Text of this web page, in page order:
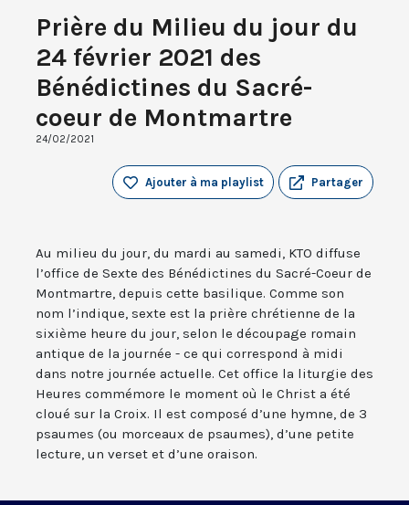
Prière du Milieu du jour du
24 février 2021 des
Bénédictines du Sacré-
coeur de Montmartre
24/02/2021
Partager
Ajouter à ma playlist
Au milieu du jour, du mardi au samedi, KTO diffuse
l’office de Sexte des Bénédictines du Sacré-Coeur de
Montmartre, depuis cette basilique. Comme son
nom l’indique, sexte est la prière chrétienne de la
sixième heure du jour, selon le découpage romain
antique de la journée - ce qui correspond à midi
dans notre journée actuelle. Cet office la liturgie des
Heures commémore le moment où le Christ a été
cloué sur la Croix. Il est composé d’une hymne, de 3
psaumes (ou morceaux de psaumes), d’une petite
lecture, un verset et d’une oraison.